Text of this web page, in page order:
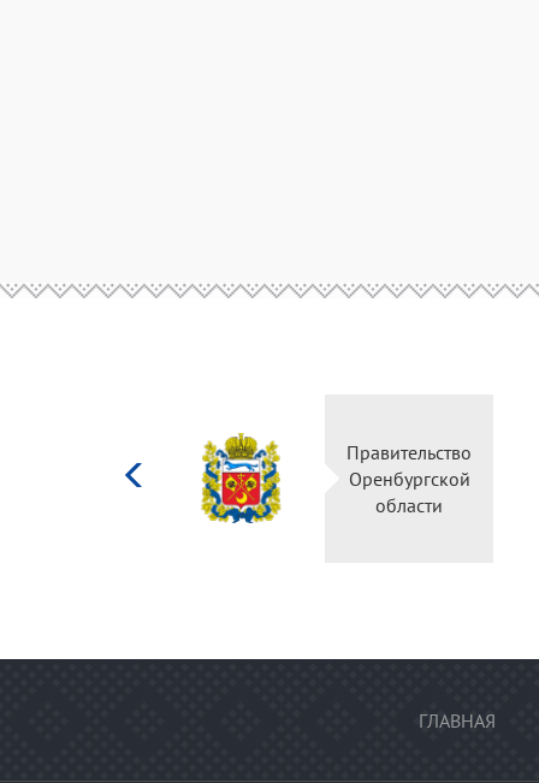
культуры
Российской
Правительство
Оренбургской
области
ГЛАВНАЯ